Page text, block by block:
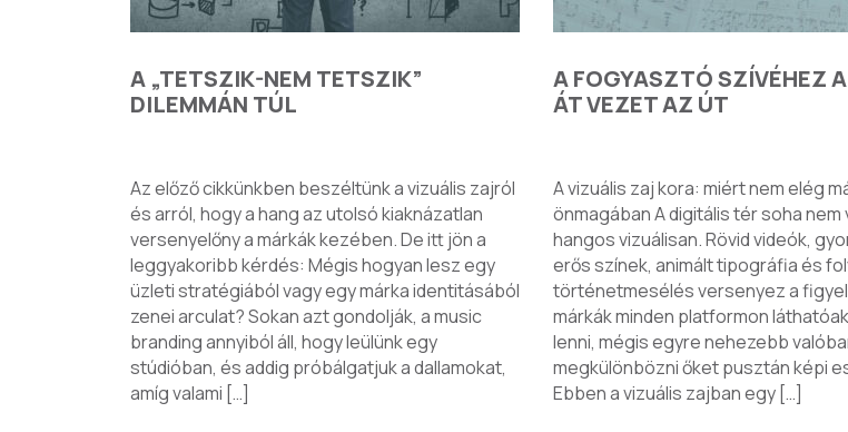
A „TETSZIK-NEM TETSZIK”
DILEMMÁN TÚL
Az előző cikkünkben beszéltünk a vizuális zajról
és arról, hogy a hang az utolsó kiaknázatlan
versenyelőny a márkák kezében. De itt jön a
leggyakoribb kérdés: Mégis hogyan lesz egy
üzleti stratégiából vagy egy márka identitásából
zenei arculat? Sokan azt gondolják, a music
branding annyiból áll, hogy leülünk egy
stúdióban, és addig próbálgatjuk a dallamokat,
amíg valami […]
A FOGYASZTÓ SZÍVÉHEZ
ÁT VEZET AZ ÚT
A vizuális zaj kora: miért nem elég
önmagában A digitális tér soha nem
hangos vizuálisan. Rövid videók,
erős színek, animált tipográfia és
történetmesélés versenyez a
márkák minden platformon
lenni, mégis egyre nehezebb
megkülönbözni őket pusztán képi
Ebben a vizuális zajban egy […]